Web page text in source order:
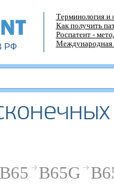
РФ
Терминология и
Как получить
Роспатент -
Международная
B65 B65G